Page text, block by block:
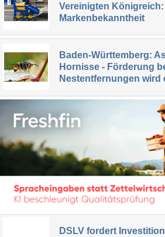
Vereinigten
Markenbekanntheit
Baden-Württemberg:
Hornisse - Förderung
Nestentfernungen wird
DSLV fordert